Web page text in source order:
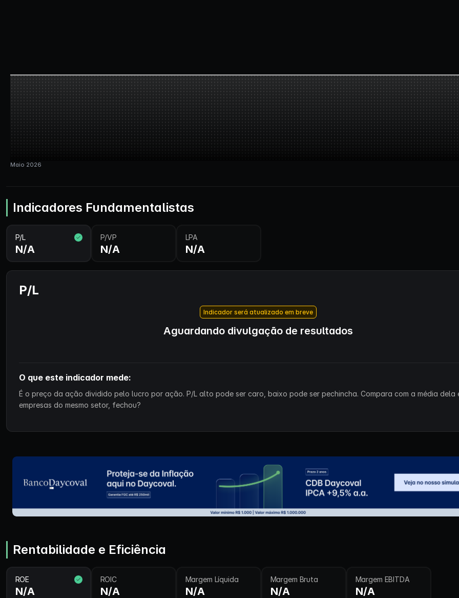
Indicadores Fundamentalistas
P/L
N/A
P/VP
N/A
LPA
N/A
P/L
Indicador será atualizado em breve
Aguardando divulgação de resultados
O que este indicador mede:
É o preço da ação dividido pelo lucro por ação. P/L alto pode ser caro, baixo pode ser pechincha. Compara com a média dela
empresas do mesmo setor, fechou?
Rentabilidade e Eficiência
ROE
N/A
ROIC
N/A
Margem Líquida
N/A
Margem Bruta
N/A
Margem EBITDA
N/A